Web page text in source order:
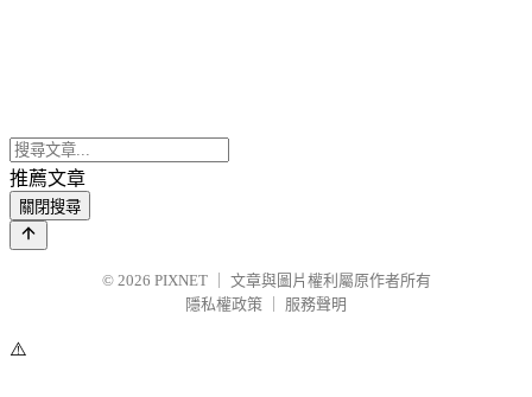
推薦文章
關閉搜尋
© 2026 PIXNET
文章與圖片權利屬原作者所有
隱私權政策
服務聲明
⚠️